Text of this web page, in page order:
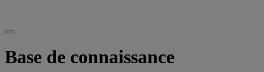
Base de connaissance